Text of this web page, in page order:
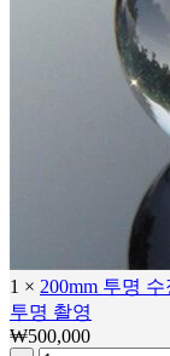
1 × 200mm 투명
투명 촬영
₩500,000